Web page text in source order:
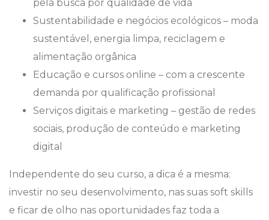
pela busca por qualidade de vida
Sustentabilidade e negócios ecológicos – moda
sustentável, energia limpa, reciclagem e
alimentação orgânica
Educação e cursos online – com a crescente
demanda por qualificação profissional
Serviços digitais e marketing – gestão de redes
sociais, produção de conteúdo e marketing
digital
Independente do seu curso, a dica é a mesma:
investir no seu desenvolvimento, nas suas soft skills
e ficar de olho nas oportunidades faz toda a